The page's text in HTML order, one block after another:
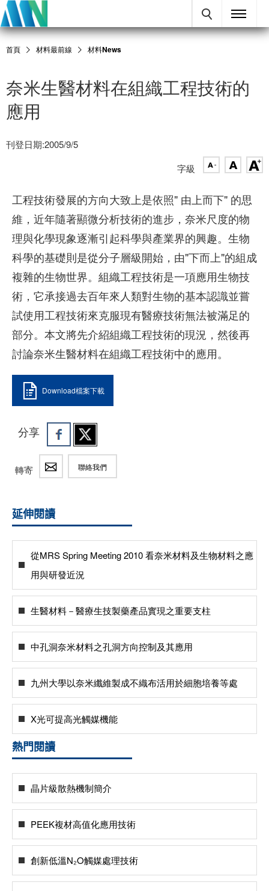
首頁 材料最前線 材料News
奈米生醫材料在組織工程技術的
應用
刊登日期:2005/9/5
字級
工程技術發展的方向大致上是依照" 由上而下" 的思
維，近年隨著顯微分析技術的進步，奈米尺度的物
理與化學現象逐漸引起科學與產業界的興趣。生物
科學的基礎則是從分子層級開始，由"下而上"的組成
複雜的生物世界。組織工程技術是一項應用生物技
術，它承接過去百年來人類對生物的基本認識並嘗
試使用工程技術來克服現有醫療技術無法被滿足的
部分。本文將先介紹組織工程技術的現況，然後再
討論奈米生醫材料在組織工程技術中的應用。
Download檔案下載
分享
轉寄 聯絡我們
延伸閱讀
從MRS Spring Meeting 2010 看奈米材料及生物材料之應
用與研發近況
生醫材料－醫療生技製藥產品實現之重要支柱
中孔洞奈米材料之孔洞方向控制及其應用
九州大學以奈米纖維製成不織布活用於細胞培養等處
X光可提高光觸媒機能
熱門閱讀
晶片級散熱機制簡介
PEEK複材高值化應用技術
創新低溫N₂O觸媒處理技術